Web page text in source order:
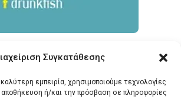
Συγκατάθεσης
εμπειρία, χρησιμοποιούμε τεχνολογίες
ή/και την πρόσβαση σε πληροφορίες